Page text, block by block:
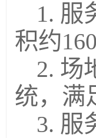
1. 服
积约
2. 场
统，满
3. 服